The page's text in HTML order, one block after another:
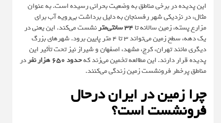
این پدیده در برخی مناطق به وضعیت بحرانی رسیده است. به عنوان
مثال، در نزدیکی شهر رفسنجان به دلیل برداشت بی‌رویه آب برای
مزارع پسته، زمین سالانه تا
نشست می‌کند. این یعنی در
یک دهه، سطح زمین می‌تواند ۳ تا ۴ متر پایین برود. شهرهای بزرگ
دیگری مانند تهران، کرج، مشهد، اصفهان و شیراز نیز تحت تأثیر این
پدیده قرار دارند. این مطالعه تخمین می‌زند کهحدود ۶۵۰ هزار نفر
در
مناطق پرخطر فرونشست زمین زندگی می‌کنند.
چرا زمین در ایران درحال
فرونشست است؟